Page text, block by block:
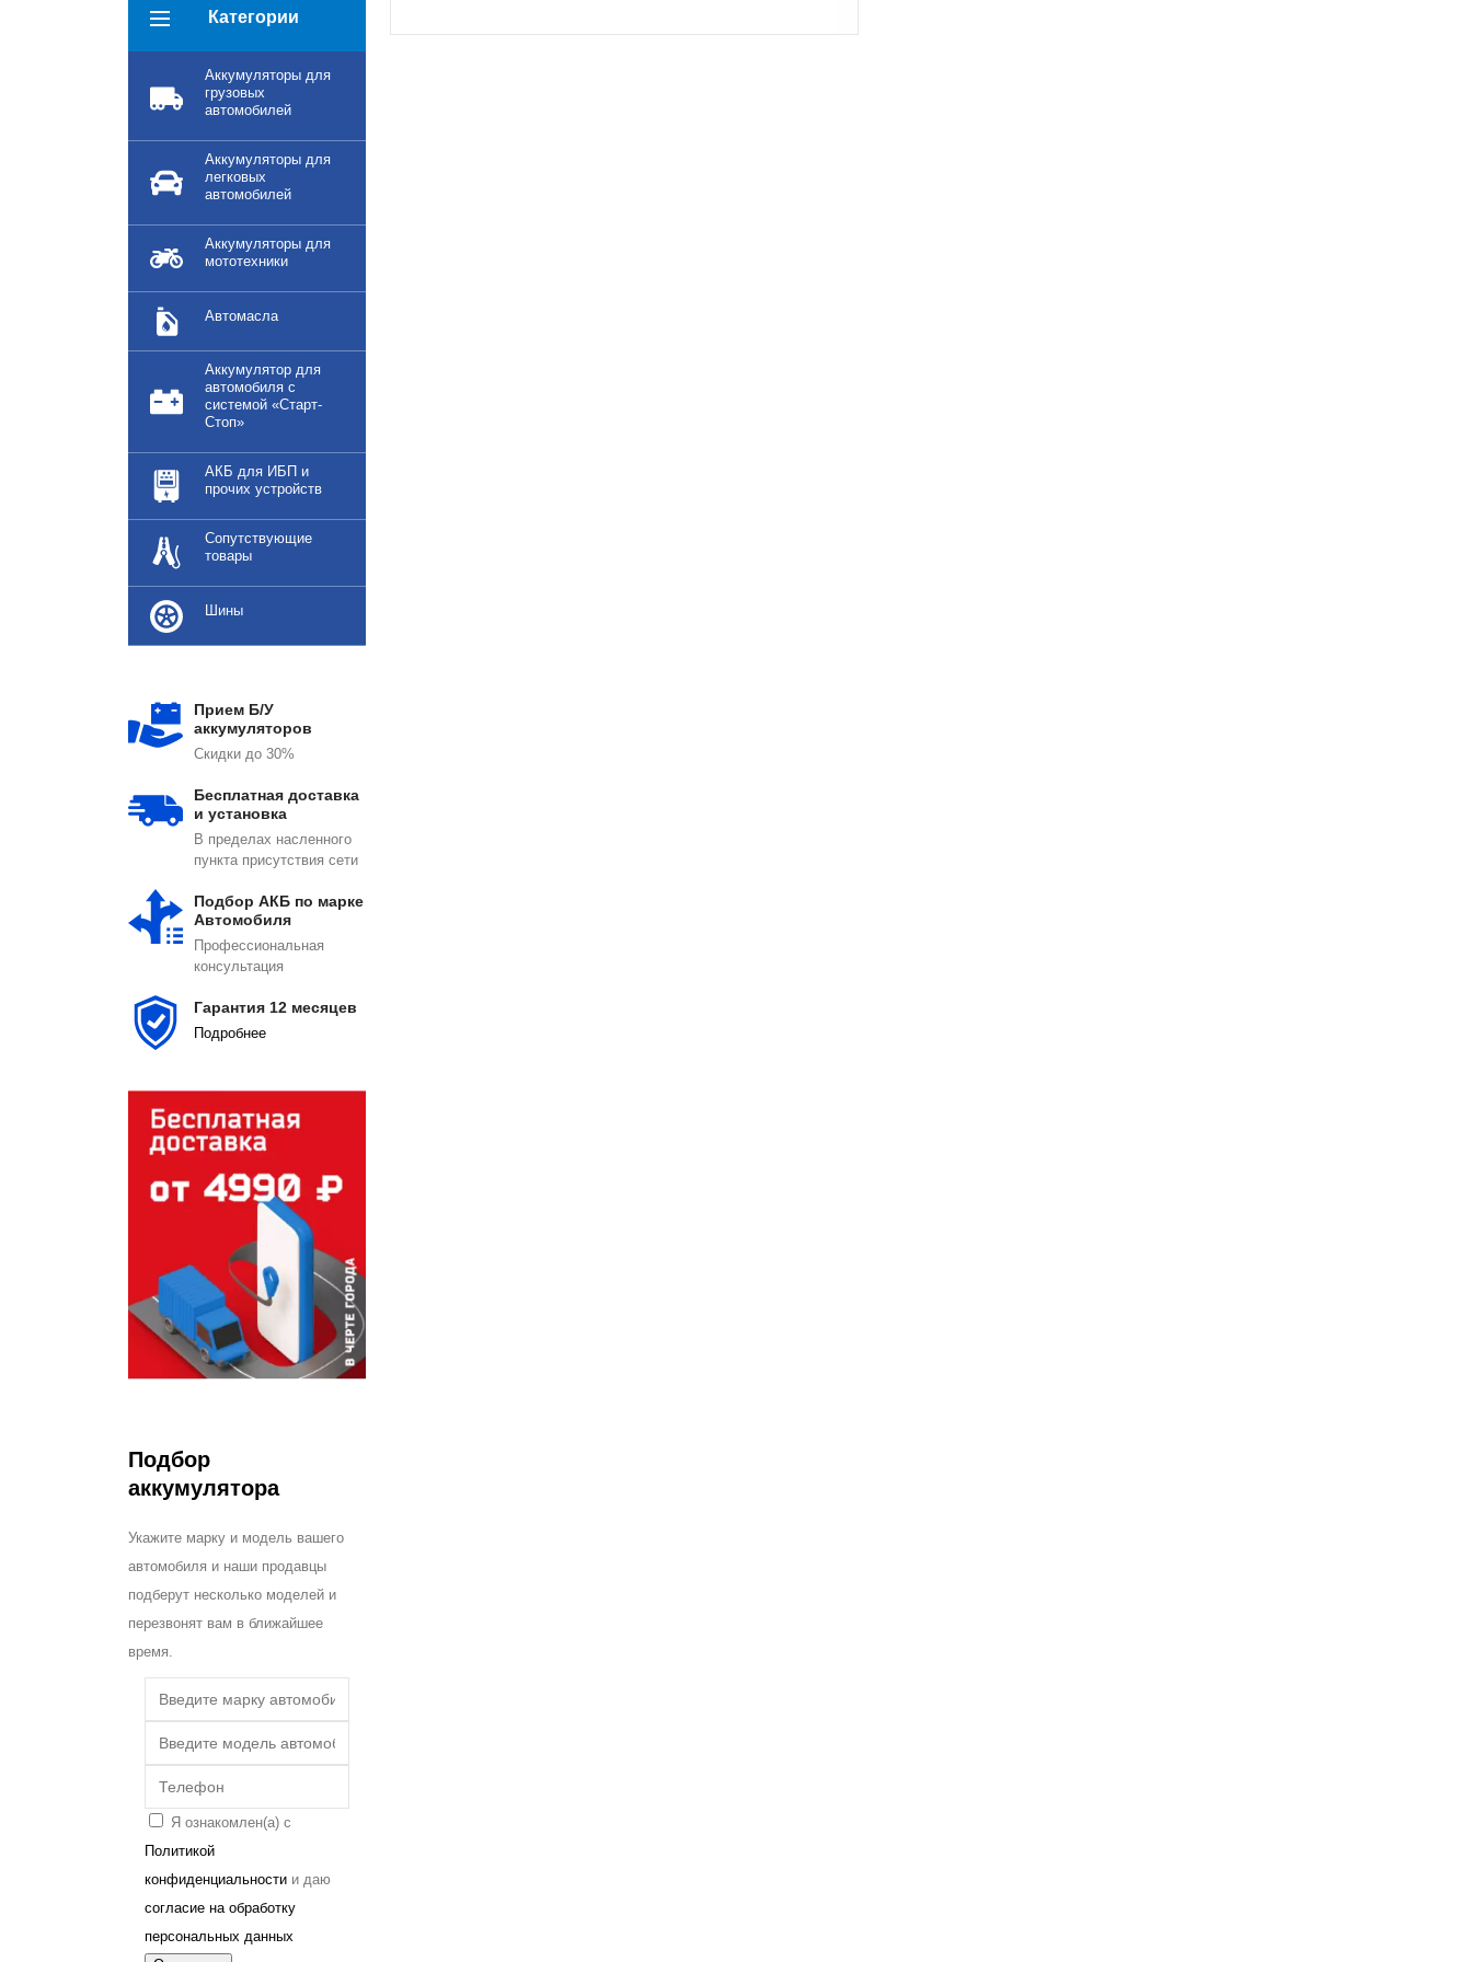
Категории
Аккумуляторы для
грузовых
автомобилей
Аккумуляторы для
легковых
автомобилей
Аккумуляторы для
мототехники
Автомасла
Аккумулятор для
автомобиля с
системой «Старт-
Стоп»
АКБ для ИБП и
прочих устройств
Сопутствующие
товары
Шины
Прием Б/У
аккумуляторов
Скидки до 30%
Бесплатная доставка
и установка
В пределах насленного
пункта присутствия сети
Подбор АКБ по марке
Автомобиля
Профессиональная
консультация
Гарантия 12 месяцев
Подробнеe
Подбор
аккумулятора
Укажите марку и модель вашего
автомобиля и наши продавцы
подберут несколько моделей и
перезвонят вам в ближайшее
время.
Я ознакомлен(а) с
Политикой
конфиденциальности и даю
согласие на обработку
персональных данных